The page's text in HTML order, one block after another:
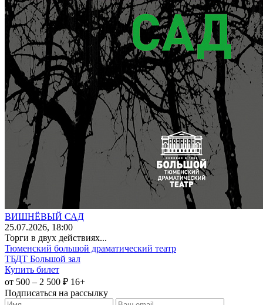
ВИШНЁВЫЙ САД
25.07.2026, 18:00
Торги в двух действиях...
Тюменский большой драматический театр
ТБДТ Большой зал
Купить билет
от 500 – 2 500 ₽ 16+
Подписаться на рассылку